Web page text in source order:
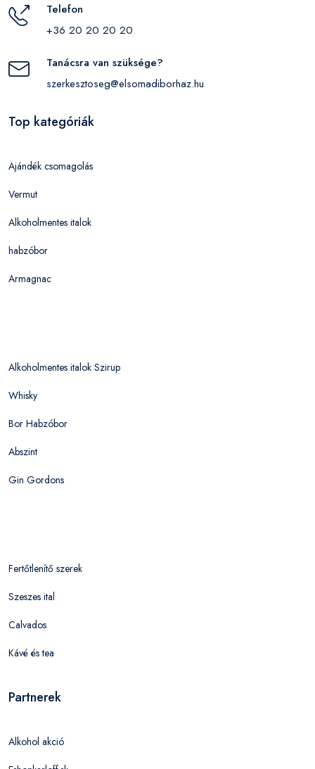
Telefon
+36 20 20 20 20
Tanácsra van szüksége?
szerkesztoseg@elsomadiborhaz.hu
Top kategóriák
Ajándék csomagolás
Vermut
Alkoholmentes italok
habzóbor
Armagnac
Alkoholmentes italok Szirup
Whisky
Bor Habzóbor
Abszint
Gin Gordons
Fertőtlenítő szerek
Szeszes ital
Calvados
Kávé és tea
Partnerek
Alkohol akció